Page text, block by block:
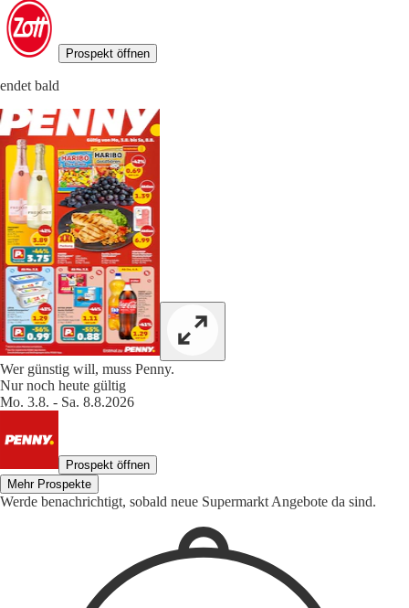
Prospekt öffnen
endet bald
Wer günstig will, muss Penny.
Nur noch heute gültig
Mo. 3.8. - Sa. 8.8.2026
Prospekt öffnen
Mehr Prospekte
Werde benachrichtigt, sobald neue Supermarkt Angebote da sind.